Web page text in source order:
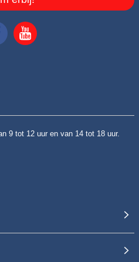
9 tot 12 uur en van 14 tot 18 uur.